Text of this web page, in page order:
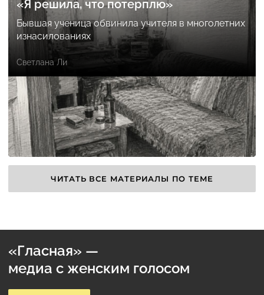
«Я решила, что потерплю»
Бывшая ученица обвинила учителя в многолетних
изнасилованиях
Светлана Ли
ЧИТАТЬ ВСЕ МАТЕРИАЛЫ ПО ТЕМЕ
«Гласная» —
медиа с женским голосом